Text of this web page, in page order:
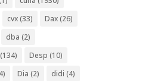
cvx (33) Dax (26)
dba (2)
(134) Desp (10)
Dia (2) didi (4)